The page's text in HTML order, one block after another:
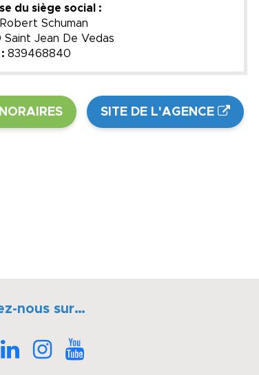
du siège social :
Schuman
Saint Jean De Vedas
839468840
SITE DE L'AGENCE
nous sur…